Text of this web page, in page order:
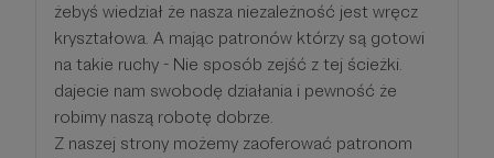
żebyś wiedział że nasza niezależność jest wręcz
kryształowa. A mając patronów którzy są gotowi
na takie ruchy - Nie sposób zejść z tej ścieżki.
dajecie nam swobodę działania i pewność że
robimy naszą robotę dobrze.
Z naszej strony możemy zaoferować patronom